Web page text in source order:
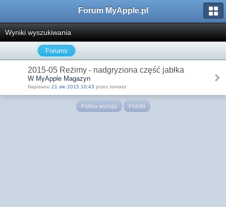
Forum MyApple.pl
Wyniki wyszukiwania
Forums
2015-05 Reżimy - nadgryziona część jabłka
W MyApple Magazyn
Napisano 21 sie 2015 10:43 przez tomasz
Pełna wersja Polski